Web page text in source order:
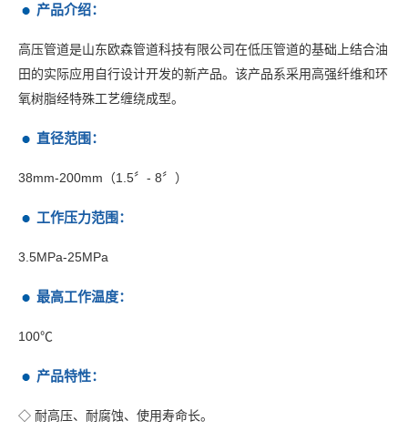
联系我们
产品介绍：
高压管道是山东欧森管道科技有限公司在低压管道的基础上结合油
田的实际应用自行设计开发的新产品。该产品系采用高强纤维和环
氧树脂经特殊工艺缠绕成型。
直径范围：
38mm-200mm（1.5〞- 8〞）
工作压力范围：
3.5MPa-25MPa
最高工作温度：
100℃
产品特性：
◇ 耐高压、耐腐蚀、使用寿命长。